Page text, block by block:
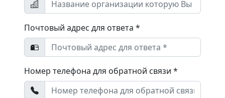
Почтовый адрес для ответа *
Номер телефона для обратной связи *